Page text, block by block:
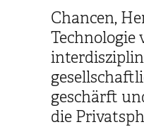
Chancen,
Technologie
geschärft
die